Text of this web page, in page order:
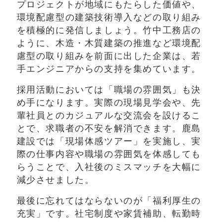
プロジェクトが地域にもたらした価値や、
環境配慮型の建築技術導入などの取り組み
を積極的に発信しましょう。竹中工務店の
ように、木造・木質建築の推進など環境配
慮型の取り組みを前面に出した企業は、若
手エンジニアからの支持を集めています。
採用活動においては「職場の雰囲気」も決
め手になります。実際の現場見学会や、先
輩社員とのカジュアルな交流会を設けるこ
とで、求職者の不安を解消できます。鹿島
建設では「現場体感ツアー」を実施し、実
際の仕事内容や職場の雰囲気を体感しても
らうことで、入社後のミスマッチを大幅に
減少させました。
最後に忘れてはならないのが「福利厚生の
充実」です。社宅制度や家賃補助、転勤時